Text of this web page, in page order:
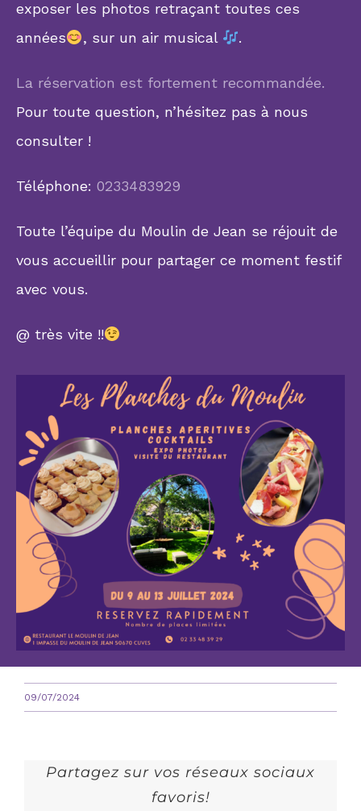
exposer les photos retraçant toutes ces
années
, sur un air musical .
La réservation est fortement recommandée.
Pour toute question, n’hésitez pas à nous
consulter !
Téléphone: 0233483929
Toute l’équipe du Moulin de Jean se réjouit de
vous accueillir pour partager ce moment festif
avec vous.
@ très vite !!
09/07/2024
Partagez sur vos réseaux sociaux
favoris!